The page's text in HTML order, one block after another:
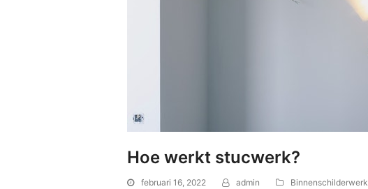
Hoe werkt stucwerk?
februari 16, 2022 admin Binnenschilderwerk